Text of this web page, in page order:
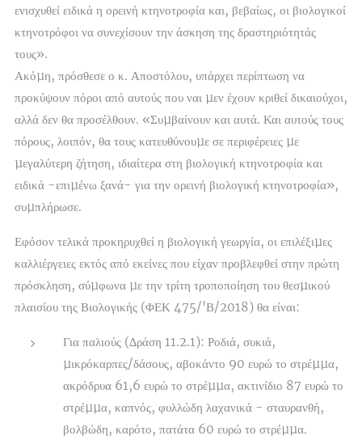
ενισχυθεί ειδικά η ορεινή κτηνοτροφία και, βεβαίως, οι βιολογικοί
κτηνοτρόφοι να συνεχίσουν την άσκηση της δραστηριότητάς
τους».
Ακόµη, πρόσθεσε ο κ. Αποστόλου, υπάρχει περίπτωση να
προκύψουν πόροι από αυτούς που ναι µεν έχουν κριθεί δικαιούχοι,
αλλά δεν θα προσέλθουν. «Συµβαίνουν και αυτά. Και αυτούς τους
πόρους, λοιπόν, θα τους κατευθύνουµε σε περιφέρειες µε
µεγαλύτερη ζήτηση, ιδιαίτερα στη βιολογική κτηνοτροφία και
ειδικά -επιµένω ξανά- για την ορεινή βιολογική κτηνοτροφία»,
συµπλήρωσε.
Εφόσον τελικά προκηρυχθεί η βιολογική γεωργία, οι επιλέξιµες
καλλιέργειες εκτός από εκείνες που είχαν προβλεφθεί στην πρώτη
πρόσκληση, σύµφωνα µε την τρίτη τροποποίηση του θεσµικού
πλαισίου της Βιολογικής (ΦΕΚ 475/'Β/2018) θα είναι:
Για παλιούς (∆ράση 11.2.1): Ροδιά, συκιά,
µικρόκαρπες/δάσους, αβοκάντο 90 ευρώ το στρέµµα,
ακρόδρυα 61,6 ευρώ το στρέµµα, ακτινίδιο 87 ευρώ το
στρέµµα, καπνός, φυλλώδη λαχανικά - σταυρανθή,
βολβώδη, καρότο, πατάτα 60 ευρώ το στρέµµα.